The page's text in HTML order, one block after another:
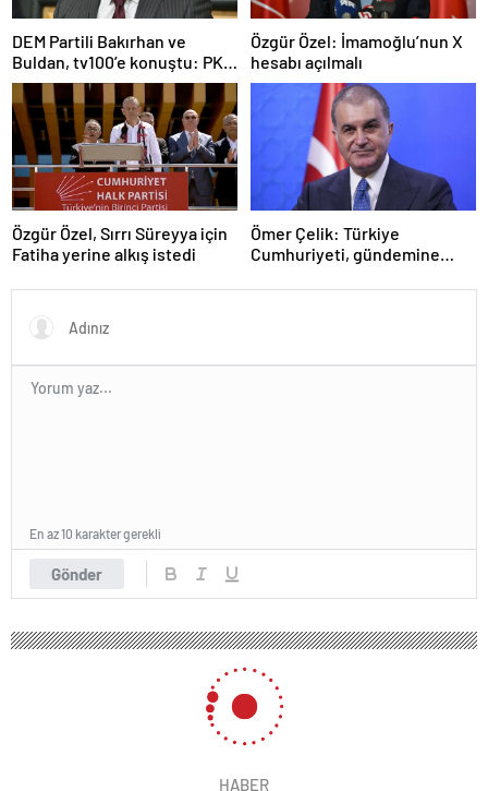
DEM Partili Bakırhan ve
Buldan, tv100’e konuştu: PKK
ne zaman kendini feshedecek
Özgür Özel: İmamoğlu’nun X
hesabı açılmalı
Özgür Özel, Sırrı Süreyya için
Fatiha yerine alkış istedi
Ömer Çelik: Türkiye
Cumhuriyeti, gündemine
Gönder
En az 10 karakter gerekli
HABER